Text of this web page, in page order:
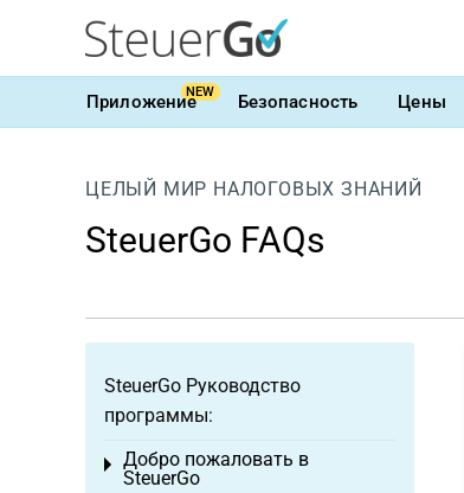
ПриложениеNEW Безопасность Цены
ЦЕЛЫЙ МИР НАЛОГОВЫХ ЗНАНИЙ
SteuerGo FAQs
SteuerGo Руководство
программы:
Добро пожаловать в
SteuerGo
Toggle menu